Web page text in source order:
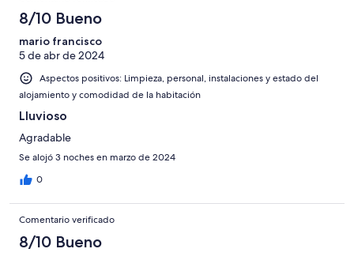
8/10 Bueno
mario francisco
5 de abr de 2024
Aspectos positivos: Limpieza, personal, instalaciones y estado del
alojamiento y comodidad de la habitación
Lluvioso
Agradable
Se alojó 3 noches en marzo de 2024
0
Comentario verificado
8/10 Bueno